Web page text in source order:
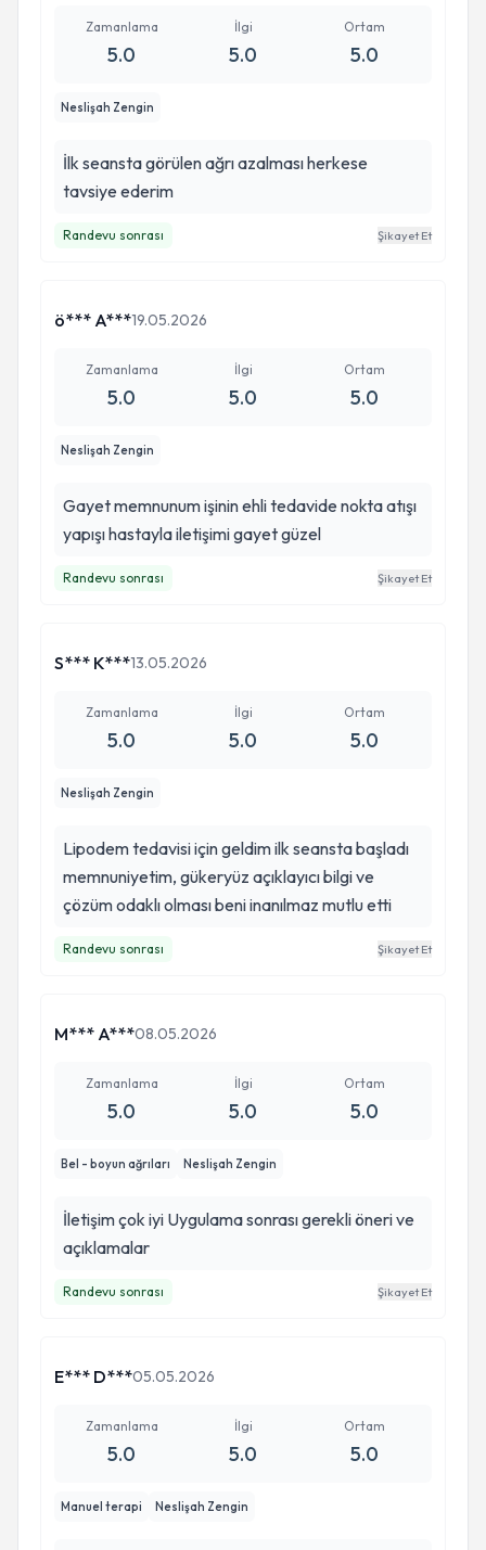
Zamanlama
5.0
İlgi
5.0
Ortam
5.0
Neslişah Zengin
İlk seansta görülen ağrı azalması herkese
tavsiye ederim
Randevu sonrası Şikayet Et
ö*** A***19.05.2026
Zamanlama
5.0
İlgi
5.0
Ortam
5.0
Neslişah Zengin
Gayet memnunum işinin ehli tedavide nokta atışı
yapışı hastayla iletişimi gayet güzel
Randevu sonrası Şikayet Et
S*** K***13.05.2026
Zamanlama
5.0
İlgi
5.0
Ortam
5.0
Neslişah Zengin
Lipodem tedavisi için geldim ilk seansta başladı
memnuniyetim, gükeryüz açıklayıcı bilgi ve
çözüm odaklı olması beni inanılmaz mutlu etti
Randevu sonrası Şikayet Et
M*** A***08.05.2026
Zamanlama
5.0
İlgi
5.0
Ortam
5.0
Bel - boyun ağrıları Neslişah Zengin
İletişim çok iyi Uygulama sonrası gerekli öneri ve
açıklamalar
Randevu sonrası Şikayet Et
E*** D***05.05.2026
Zamanlama
5.0
İlgi
5.0
Ortam
5.0
Manuel terapi Neslişah Zengin